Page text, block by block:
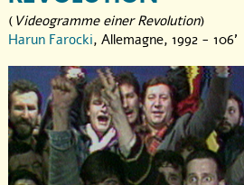
( Videogramme einer Revolution)
Harun Farocki, Allemagne, 1992 - 106'